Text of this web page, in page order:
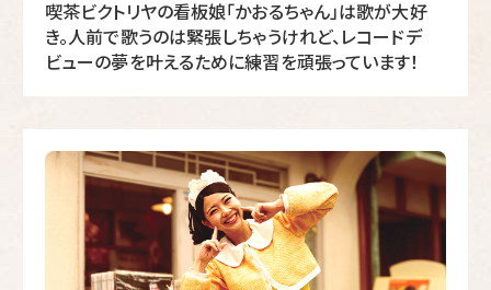
喫茶ビクトリヤの看板娘「かおるちゃん」は歌が大好
き。人前で歌うのは緊張しちゃうけれど、レコードデ
ビューの夢を叶えるために練習を頑張っています！